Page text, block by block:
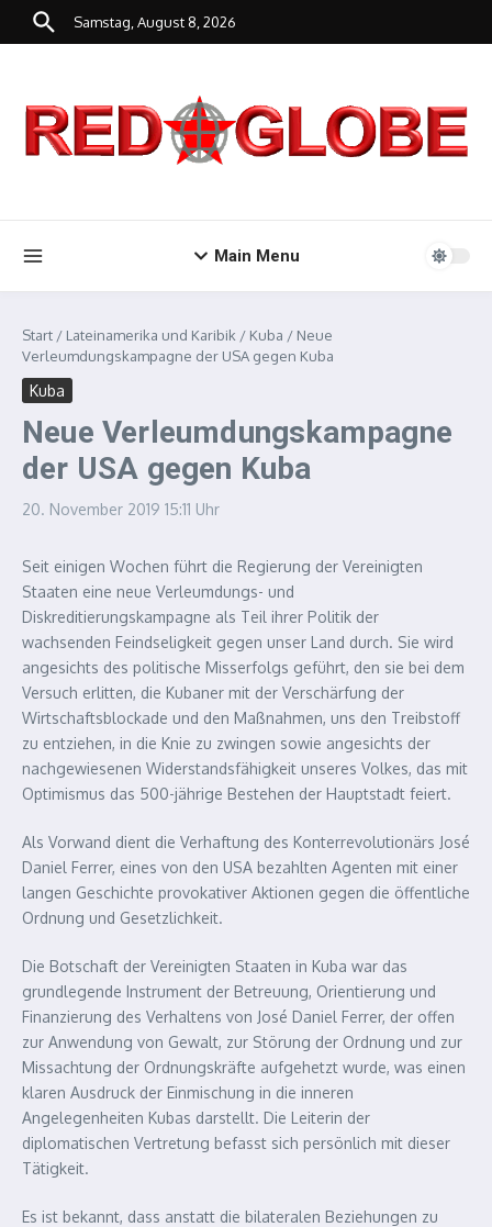
Zum Inhalt springen
Samstag, August 8, 2026
Main Menu
Start / Lateinamerika und Karibik / Kuba / Neue
Verleumdungskampagne der USA gegen Kuba
Kuba
Neue Verleumdungskampagne
der USA gegen Kuba
20. November 2019 15:11 Uhr
Seit einigen Wochen führt die Regierung der Vereinigten
Staaten eine neue Verleumdungs- und
Diskreditierungskampagne als Teil ihrer Politik der
wachsenden Feindseligkeit gegen unser Land durch. Sie wird
angesichts des politische Misserfolgs geführt, den sie bei dem
Versuch erlitten, die Kubaner mit der Verschärfung der
Wirtschaftsblockade und den Maßnahmen, uns den Treibstoff
zu entziehen, in die Knie zu zwingen sowie angesichts der
nachgewiesenen Widerstandsfähigkeit unseres Volkes, das mit
Optimismus das 500-jährige Bestehen der Hauptstadt feiert.
Als Vorwand dient die Verhaftung des Konterrevolutionärs José
Daniel Ferrer, eines von den USA bezahlten Agenten mit einer
langen Geschichte provokativer Aktionen gegen die öffentliche
Ordnung und Gesetzlichkeit.
Die Botschaft der Vereinigten Staaten in Kuba war das
grundlegende Instrument der Betreuung, Orientierung und
Finanzierung des Verhaltens von José Daniel Ferrer, der offen
zur Anwendung von Gewalt, zur Störung der Ordnung und zur
Missachtung der Ordnungskräfte aufgehetzt wurde, was einen
klaren Ausdruck der Einmischung in die inneren
Angelegenheiten Kubas darstellt. Die Leiterin der
diplomatischen Vertretung befasst sich persönlich mit dieser
Tätigkeit.
Es ist bekannt, dass anstatt die bilateralen Beziehungen zu